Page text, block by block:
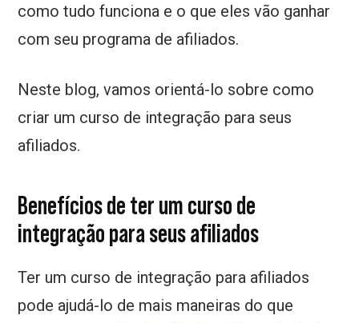
como tudo funciona e o que eles vão ganhar
com seu programa de afiliados.
Neste blog, vamos orientá-lo sobre como
criar um curso de integração para seus
afiliados.
Benefícios de ter um curso de
integração para seus afiliados
Ter um curso de integração para afiliados
pode ajudá-lo de mais maneiras do que